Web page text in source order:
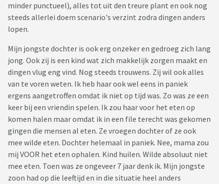
minder punctueel), alles tot uit den treure plant en ook nog
steeds allerlei doem scenario's verzint zodra dingen anders
lopen.
Mijn jongste dochter is ook erg onzeker en gedroeg zich lang
jong. Ook zij is een kind wat zich makkelijk zorgen maakt en
dingen vlug eng vind. Nog steeds trouwens. Zij wil ook alles
van te voren weten. Ik heb haar ook wel eens in paniek
ergens aangetroffen omdat ik niet op tijd was. Zo was ze een
keer bij een vriendin spelen. Ik zou haar voor het eten op
komen halen maar omdat ik in een file terecht was gekomen
gingen die mensen al eten. Ze vroegen dochter of ze ook
mee wilde eten. Dochter helemaal in paniek. Nee, mama zou
mij VOOR het eten ophalen. Kind huilen. Wilde absoluut niet
mee eten. Toen was ze ongeveer 7 jaar denk ik. Mijn jongste
zoon had op die leeftijd en in die situatie heel anders